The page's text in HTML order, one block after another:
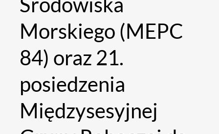
Morskiego (MEPC
84) oraz 21.
posiedzenia
Międzysesyjnej